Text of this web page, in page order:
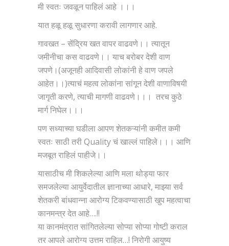
मी स्वतः जवळून पाहिलं आहे ।।।
यात हळू हळू सुधारणा करावी लागणार आहे.
गावखत – सेंद्रिय खत वापर वाढवणे।। त्यातून
जमीनीचा कस वाढवणे।। याच बरोबर देशी वाण
जपणे।(अजूनही आदिवासी लोकांनी हे वाण जपले
आहेत।।)त्याचं महत्व लोकांना सांगून देशी वाणाविषयी
जागृती करणे, त्याची मागणी वाढवणे।।। तरच कुठे
मार्ग निघेल।।।
पण सध्याच्या घडीला आपण शेतकऱ्यांनी कमीत कमी
स्वतः साठी तरी Quality चं खाल्लं पाहिले।।। आणि
मजबूत राहिलं पाहीजे।।
यासाठीच मी शिकलेल्या आणि मला थोड्या फार
समजलेल्या आयुर्वेदातील ज्ञानाच्या आधारे, माझ्या सर्व
शेतकरी बांधवान्ना आरोग्य टिकवण्यासाठी खुप महत्वाचा
कानमन्त्र देत आहे….!!
या कानमंत्रात सांगितलेल्या सोप्या सोप्या गोष्टी कराल
तर आपले आरोग्य उत्तम राहिल…! निरोगी आयुष्य